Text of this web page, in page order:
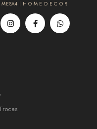
MESA4 | H O M E D E C O R